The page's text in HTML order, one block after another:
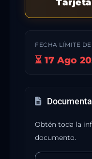
FECHA LÍMITE
⏳ 17 Ago
Obtén toda la
documento.